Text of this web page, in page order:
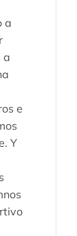
a
a
e
Y